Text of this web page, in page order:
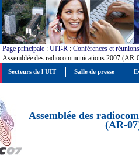
Page principale : UIT-R : Conférences et réunions
Assemblée des radiocommunications 2007 (AR-
Assemblée des
(AR-
Secteurs de l'UIT Salle de presse